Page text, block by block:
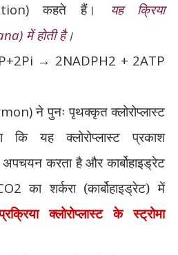
कहते हैं। यह क्रिया
में होती है।
→ 2NADPH2 + 2ATP
ने पुनः पृथक्कृत क्लोरोप्लास्ट
कि यह क्लोरोप्लास्ट प्रकाश
करता है और कार्बोहाइड्रेट
का शर्करा (कार्बोहाइड्रेट) में
क्लोरोप्लास्ट के स्ट्रोमा